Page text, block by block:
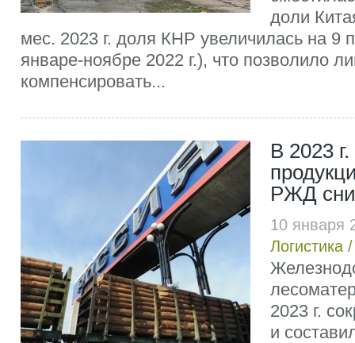
доли
мес. 2023 г. доля КНР увеличилась на 9
январе-ноябре 2022 г.), что позволило
компенсировать...
В 2023
РЖД
10 января
Логистика
2023 г.
и